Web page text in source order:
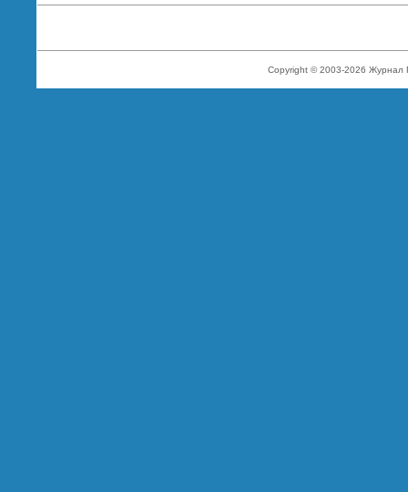
Copyright © 2003-2026 Журнал